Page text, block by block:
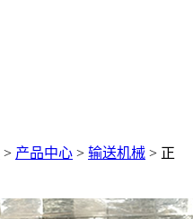
> 产品中心 > 输送机械 > 正